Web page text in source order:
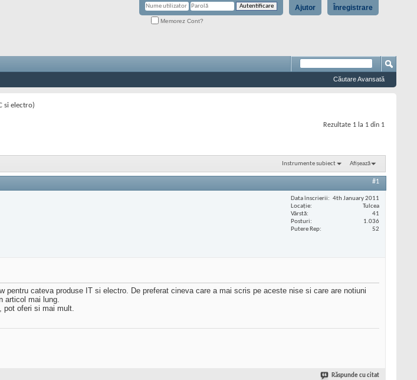
Înregistrare
Ajutor
Memorez Cont?
Căutare Avansată
si electro)
Rezultate 1 la 1 din 1
Instrumente subiect Afișează
#1
Data înscrierii
4th January 2011
Locaţie
Tulcea
Vârstă
41
Posturi
1.036
Putere Rep
52
cateva produse IT si electro. De preferat cineva care a mai scris pe aceste nise si care are notiuni
articol mai lung.
pot oferi si mai mult.
Răspunde cu citat